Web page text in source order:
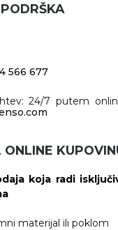
566 677
24/7 putem
koja radi
materijal ili poklom